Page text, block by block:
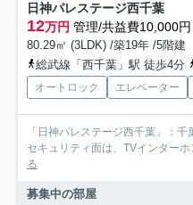
日神パレステージ西千葉
12万円 管理/共益費10,000円
80.29㎡ (3LDK) /築19年 /5階建
総武線「西千葉」駅 徒歩4分
オートロック エレベーター
「日神パレステージ西千葉」：
セキュリティ面は、TVインター
る
募集中の部屋